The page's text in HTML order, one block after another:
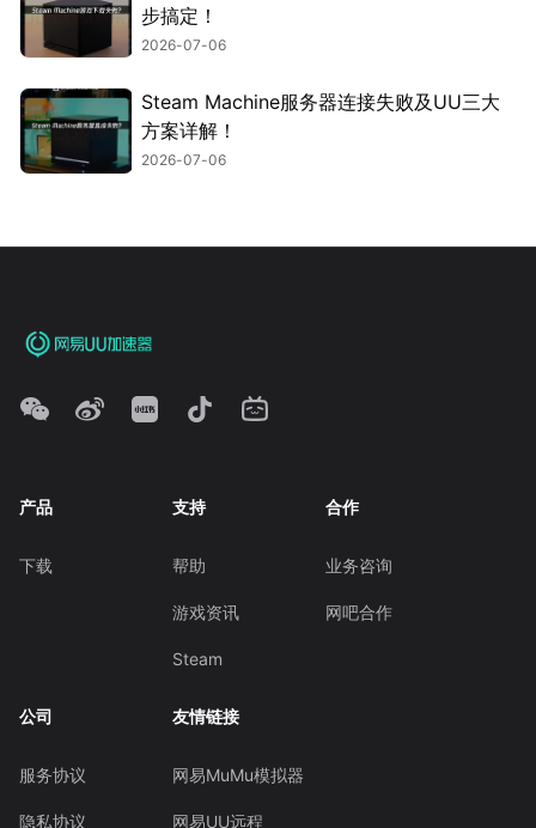
步搞定！
2026-07-06
Steam Machine服务器连接失败及UU三大
方案详解！
2026-07-06
产品
下载
支持
帮助
游戏资讯
Steam
合作
业务咨询
网吧合作
公司
服务协议
隐私协议
友情链接
网易MuMu模拟器
网易UU远程